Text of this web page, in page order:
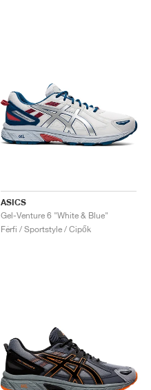
ASICS
Gel-Venture 6 "White & Blue"
Férfi / Sportstyle / Cipők